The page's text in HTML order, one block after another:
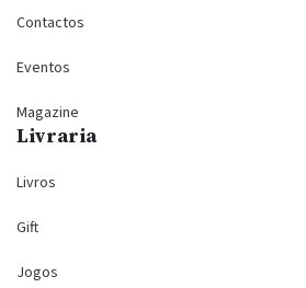
Contactos
Eventos
Magazine
Livraria
Livros
Gift
Jogos